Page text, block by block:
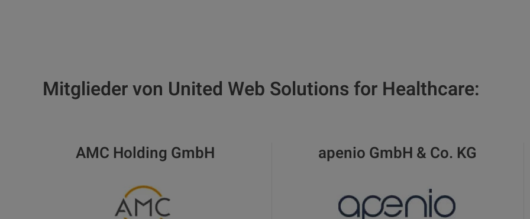
Mitglieder von United Web Solutions for Healthcare:
AMC Holding GmbH apenio GmbH & Co. KG